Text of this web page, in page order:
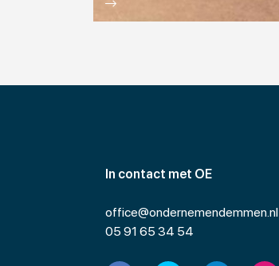
In contact met OE
office@ondernemendemmen.nl
05 91 65 34 54